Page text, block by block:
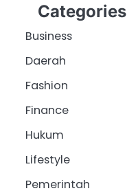
Categories
Business
Daerah
Fashion
Finance
Hukum
Lifestyle
Pemerintah